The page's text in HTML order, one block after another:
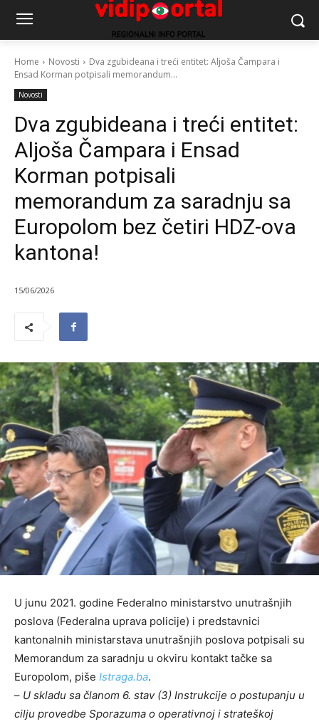
Home Novosti
Dva zgubideana i treći entitet: Aljoša Čampara i
Ensad Korman potpisali memorandum...
Novosti
Dva zgubideana i treći entitet:
Aljoša Čampara i Ensad
Korman potpisali
memorandum za saradnju sa
Europolom bez četiri HDZ-ova
kantona!
15/06/2026
U junu 2021. godine Federalno ministarstvo unutrašnjih
poslova (Federalna uprava policije) i predstavnici
kantonalnih ministarstava unutrašnjih poslova potpisali su
Memorandum za saradnju u okviru kontakt tačke sa
Europolom, piše Istraga.ba.
– U skladu sa članom 6. stav (3) Instrukcije o postupanju u
cilju provedbe Sporazuma o operativnoj i strateškoj